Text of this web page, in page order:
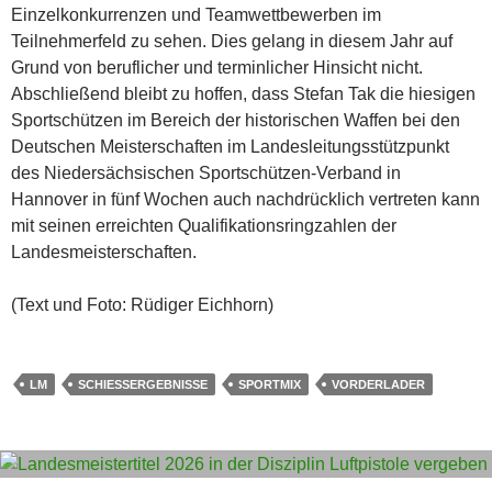
Einzelkonkurrenzen und Teamwettbewerben im
Teilnehmerfeld zu sehen. Dies gelang in diesem Jahr auf
Grund von beruflicher und terminlicher Hinsicht nicht.
Abschließend bleibt zu hoffen, dass Stefan Tak die hiesigen
Sportschützen im Bereich der historischen Waffen bei den
Deutschen Meisterschaften im Landesleitungsstützpunkt
des Niedersächsischen Sportschützen-Verband in
Hannover in fünf Wochen auch nachdrücklich vertreten kann
mit seinen erreichten Qualifikationsringzahlen der
Landesmeisterschaften.
(Text und Foto: Rüdiger Eichhorn)
LM SCHIESSERGEBNISSE SPORTMIX VORDERLADER